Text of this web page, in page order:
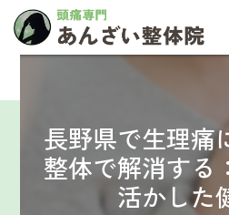
長野県で生理痛
整体で解消する
活かした